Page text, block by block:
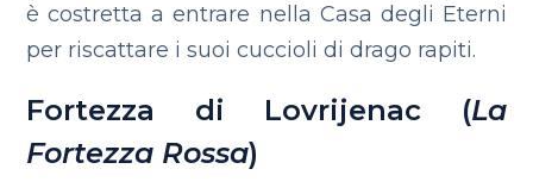
è costretta a entrare nella Casa degli Eterni
per riscattare i suoi cuccioli di drago rapiti.
Fortezza di Lovrijenac (La
Fortezza Rossa)